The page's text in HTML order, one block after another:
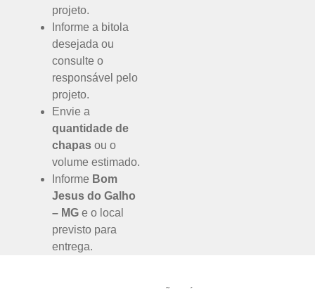
projeto.
Informe a bitola
desejada ou
consulte o
responsável pelo
projeto.
Envie a
quantidade de
chapas ou o
volume estimado.
Informe Bom
Jesus do Galho
– MG e o local
previsto para
entrega.